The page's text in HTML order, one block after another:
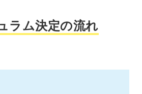
ラム決定の流れ